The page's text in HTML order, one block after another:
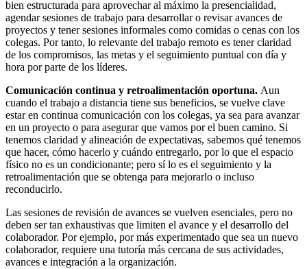
bien estructurada para aprovechar al máximo la presencialidad,
agendar sesiones de trabajo para desarrollar o revisar avances de
proyectos y tener sesiones informales como comidas o cenas con los
colegas. Por tanto, lo relevante del trabajo remoto es tener claridad
de los compromisos, las metas y el seguimiento puntual con día y
hora por parte de los líderes.
Comunicación continua y retroalimentación oportuna. Aun
cuando el trabajo a distancia tiene sus beneficios, se vuelve clave
estar en continua comunicación con los colegas, ya sea para avanzar
en un proyecto o para asegurar que vamos por el buen camino. Si
tenemos claridad y alineación de expectativas, sabemos qué tenemos
que hacer, cómo hacerlo y cuándo entregarlo, por lo que el espacio
físico no es un condicionante; pero sí lo es el seguimiento y la
retroalimentación que se obtenga para mejorarlo o incluso
reconducirlo.
Las sesiones de revisión de avances se vuelven esenciales, pero no
deben ser tan exhaustivas que limiten el avance y el desarrollo del
colaborador. Por ejemplo, por más experimentado que sea un nuevo
colaborador, requiere una tutoría más cercana de sus actividades,
avances e integración a la organización.